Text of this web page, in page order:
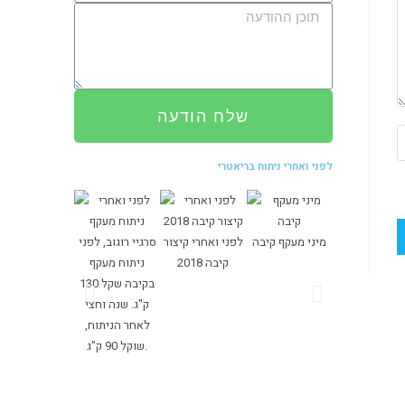
שלח הודעה
לפני ואחרי ניתוח בריאטרי
סרגיי רוגוב, לפני
ניתוח מעקף
בקיבה שקל 130
ק"ג. שנה וחצי
לאחר הניתוח,
שוקל 90 ק"ג.
לפני ואחרי קיצור
קיבה 2018
מיני מעקף קיבה